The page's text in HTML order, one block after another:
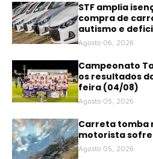
STF amplia
compra de
autismo e
Agosto 06, 2026
Campeonato
os resultados
feira (04/08)
Agosto 05, 2026
Carreta tomba
motorista
Agosto 05, 2026